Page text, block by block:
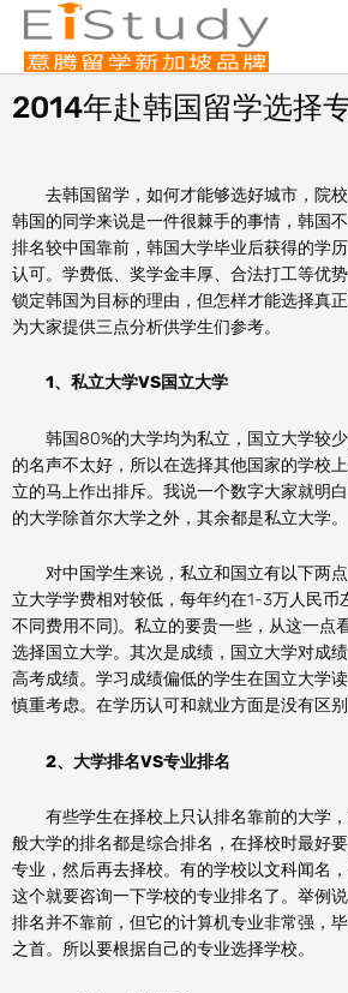
Skip
content
2014年赴韩国留学选择
去韩国留学，如何才能够选好城市，院校
韩国的同学来说是一件很棘手的事情，韩国
排名较中国靠前，韩国大学毕业后获得的学
认可。学费低、奖学金丰厚、合法打工等优
锁定韩国为目标的理由，但怎样才能选择真
为大家提供三点分析供学生们参考。
1、私立大学VS国立大学
韩国80%的大学均为私立，国立大学较少
的名声不太好，所以在选择其他国家的学校
立的马上作出排斥。我说一个数字大家就明
的大学除首尔大学之外，其余都是私立大学。
对中国学生来说，私立和国立有以下两点
立大学学费相对较低，每年约在1-3万人民币
不同费用不同)。私立的要贵一些，从这一点
选择国立大学。其次是成绩，国立大学对成
高考成绩。学习成绩偏低的学生在国立大学
慎重考虑。在学历认可和就业方面是没有区别
2、大学排名VS专业排名
有些学生在择校上只认排名靠前的大学，
般大学的排名都是综合排名，在择校时最好
专业，然后再去择校。有的学校以文科闻名
这个就要咨询一下学校的专业排名了。举例
排名并不靠前，但它的计算机专业非常强，
之首。所以要根据自己的专业选择学校。